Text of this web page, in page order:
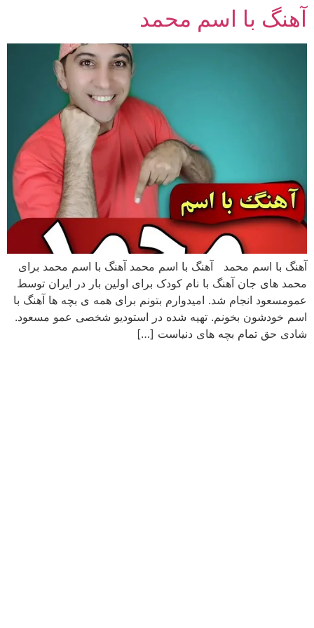
پرش
محتوا
آهنگ با اسم محمد
آهنگ با اسم محمد آهنگ با اسم محمد آهنگ با اسم محمد برای
محمد های جان آهنگ با نام کودک برای اولین بار در ایران توسط
عمومسعود انجام شد. امیدوارم بتونم برای همه ی بچه ها آهنگ با
اسم خودشون بخونم. تهیه شده در استودیو شخصی عمو مسعود.
شادی حق تمام بچه های دنیاست […]